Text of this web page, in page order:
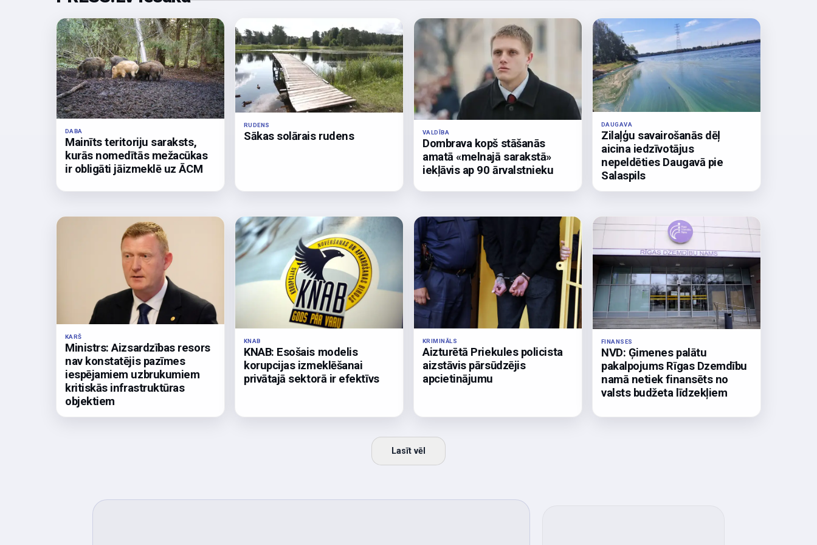
DABA
Mainīts teritoriju saraksts,
kurās nomedītās mežacūkas
ir obligāti jāizmeklē uz ĀCM
RUDENS
Sākas solārais rudens VALDĪBA
Dombrava kopš stāšanās
amatā «melnajā sarakstā»
iekļāvis ap 90 ārvalstnieku
DAUGAVA
Zilaļģu savairošanās dēļ
aicina iedzīvotājus
nepeldēties Daugavā pie
Salaspils
KARŠ
Ministrs: Aizsardzības resors
nav konstatējis pazīmes
iespējamiem uzbrukumiem
kritiskās infrastruktūras
objektiem
KNAB
KNAB: Esošais modelis
korupcijas izmeklēšanai
privātajā sektorā ir efektīvs
KRIMINĀLS
Aizturētā Priekules policista
aizstāvis pārsūdzējis
apcietinājumu
FINANSES
NVD: Ģimenes palātu
pakalpojums Rīgas Dzemdību
namā netiek finansēts no
valsts budžeta līdzekļiem
Lasīt vēl